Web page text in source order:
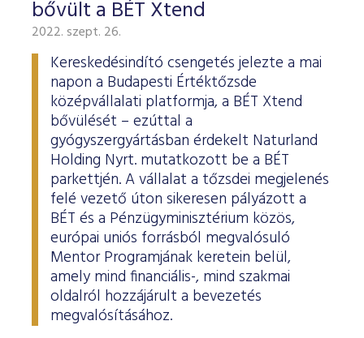
bővült a BÉT Xtend
2022. szept. 26.
Kereskedésindító csengetés jelezte a mai
napon a Budapesti Értéktőzsde
középvállalati platformja, a BÉT Xtend
bővülését – ezúttal a
gyógyszergyártásban érdekelt Naturland
Holding Nyrt. mutatkozott be a BÉT
parkettjén. A vállalat a tőzsdei megjelenés
felé vezető úton sikeresen pályázott a
BÉT és a Pénzügyminisztérium közös,
európai uniós forrásból megvalósuló
Mentor Programjának keretein belül,
amely mind financiális-, mind szakmai
oldalról hozzájárult a bevezetés
megvalósításához.